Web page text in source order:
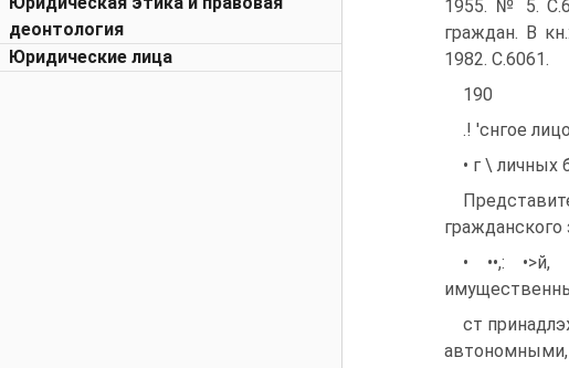
деонтология
Юридические лица
1955. № 5.
граждан. В
1982. С.6061.
190
.! 'снгое
• г \ личных
гражданского
• ••,:
ст
автономными,